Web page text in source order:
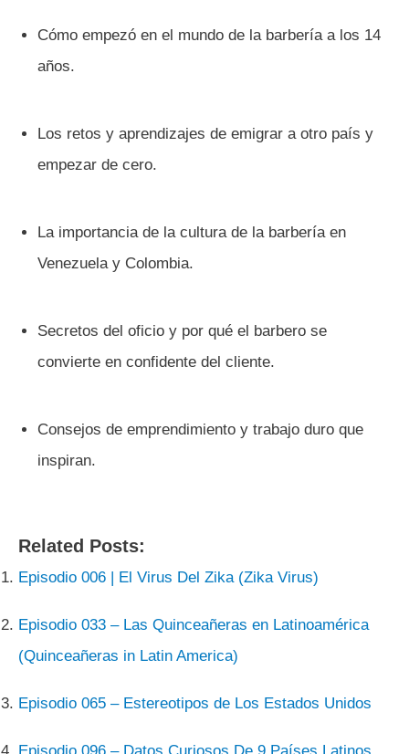
Cómo empezó en el mundo de la barbería a los 14
años.
Los retos y aprendizajes de emigrar a otro país y
empezar de cero.
La importancia de la cultura de la barbería en
Venezuela y Colombia.
Secretos del oficio y por qué el barbero se
convierte en confidente del cliente.
Consejos de emprendimiento y trabajo duro que
inspiran.
Related Posts:
Episodio 006 | El Virus Del Zika (Zika Virus)
Episodio 033 – Las Quinceañeras en Latinoamérica
(Quinceañeras in Latin America)
Episodio 065 – Estereotipos de Los Estados Unidos